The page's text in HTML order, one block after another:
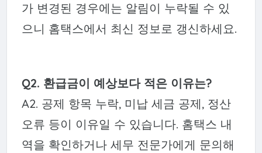
가 변경된 경우에는 알림이 누락될 수 있
으니 홈택스에서 최신 정보로 갱신하세요.
Q2. 환급금이 예상보다 적은 이유는?
A2. 공제 항목 누락, 미납 세금 공제, 정산
오류 등이 이유일 수 있습니다. 홈택스 내
역을 확인하거나 세무 전문가에게 문의해